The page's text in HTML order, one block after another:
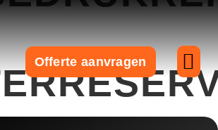
Offerte aanvragen